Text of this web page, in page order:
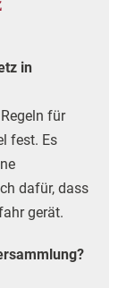
in
für
fest. Es
dafür, dass
gerät.